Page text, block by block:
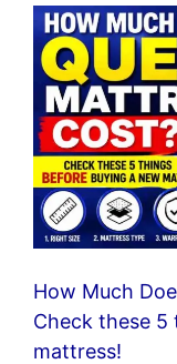
How Much
Check these 5
mattress!